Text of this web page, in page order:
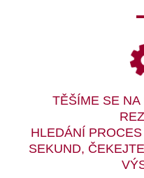
TĚŠÍME SE
HLEDÁNÍ
SEKUND,